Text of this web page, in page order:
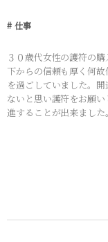
仕事
３０歳代女性の護符の
下からの信頼も厚く何
を過ごしていました。
ないと思い護符をお願
進することが出来ました。